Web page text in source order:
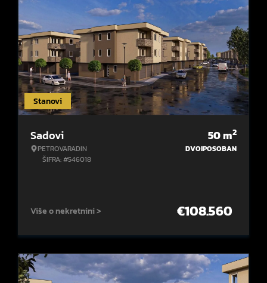
Stanovi
Sadovi
PETROVARADIN
ŠIFRA: #546018
50m2
DVOIPOSOBAN
Više o nekretnini > €108.560